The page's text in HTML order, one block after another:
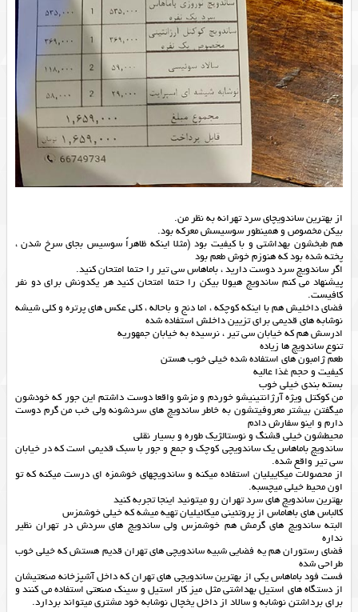
از بهترين ساندويچاي سرد تهرانه به نظر من.
بيكن مخصوص و همینطور سوسيسش معركه بود.
هم طبخشون بهداشتي و با كيفيت بود (مثلا اینکه ظاهراً سوسیس بجای سرخ شدن ،
پخته شده بود که هنوزم خوش طعم بود
اگر ساندویچ سرد دوست دارید ، باماهاس سی تیر را حتما امتحان کنید.
پیشنهاد می کنم ساندویچ هیولا بیکن را حتما امتحان کنید هر یکدونش برای دو نفر
کافیست.
فضای داخلیش هم با اینکه کوچکه ، اما دنج و باحاله ، کلی عکس های پرتره و کلی شیشه
نوشابه های قدیمی برای تزیین داخلش استفاده شده
ادرسش هم که خیابان سی تیر ، نرسیده به خیابان جمهوریه
تنوع ساندویچ ها زیاده
طعم ژامبون های استفاده شده خیلی خوب هستن
کیفیت و حجم غذا عالیه
بسته بندی خیلی خوب
من کوکتل ویژه آرژانتینیشو خوردم و مزشو واقعا دوست داشتم این جور که خودشون
میگفتن بیشتر معروفیتشون به خاطر ساندویچ های سردشونه ولی خب من گرم دوست
دارم و اینو سفارش دادم
محیطشون خیلی قشنگ و نوستالژیک طوره و بسیار نقلی
ساندویچ باماهاس یک ساندویچی کوچک و جمع و جور با سبک قدیمی است که در خیابان
سی تیر واقع شده.
از محصولات میکاییلیان استفاده میکنه و ساندویچهای خوشمزه ای درست میکنه که تو
اون محیط خیلی میچسبه.
بهترین ساندویچ های سرد تهران رو میتونید اینجا تجربه کنید
کالباس های باهاماس از پروتئینی میکائیلیان تهیه میشه که خیلی خوشمزس
البته ساندویچ های گرمش هم خوشمزس ولی ساندویچ های سردش در تهران نظیر
نداره
فضای رستوران هم یه فضایی شبیه ساندویچی های تهران قدیم هستش که خیلی خوب
طراحی شده
فست فود باماهاس یکی ازبهترین ساندویچی های تهرانکه داخل آشپزخانه صنعتیشان
از دستگاه های استیل بهداشتی مثل میز کار استیل و سینک صنعتیاستفاده می کنند و
برای برداشتن نوشابه و سالاد از داخلیخچال نوشابهخود مشتری میتواند بردارد.